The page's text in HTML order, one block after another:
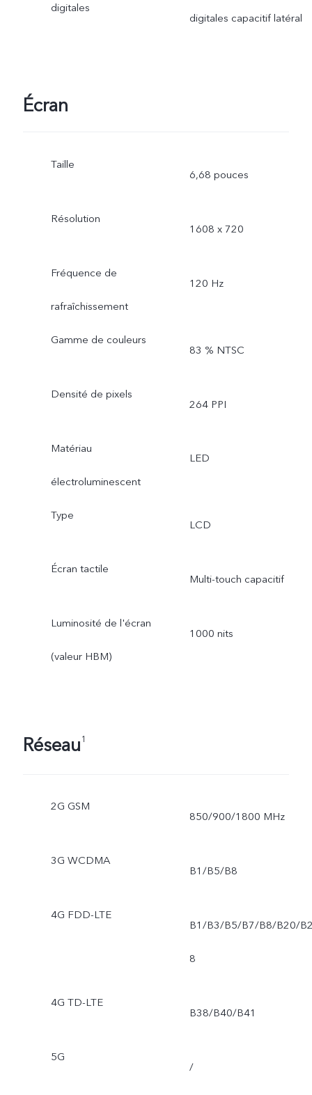
digitales
digitales capacitif latéral
Écran
Taille
6,68 pouces
Résolution
1608 x 720
Fréquence de
rafraîchissement
120 Hz
Gamme de couleurs
83 % NTSC
Densité de pixels
264 PPI
Matériau
électroluminescent
LED
Type
LCD
Écran tactile
Multi-touch capacitif
Luminosité de l'écran
(valeur HBM)
1000 nits
Réseau1
2G GSM
850/900/1800 MHz
3G WCDMA
B1/B5/B8
4G FDD-LTE
B1/B3/B5/B7/B8/B20/
8
4G TD-LTE
B38/B40/B41
5G
/